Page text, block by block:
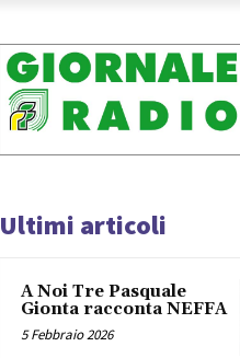
Ultimi articoli
A Noi Tre Pasquale
Gionta racconta NEFFA
5 Febbraio 2026